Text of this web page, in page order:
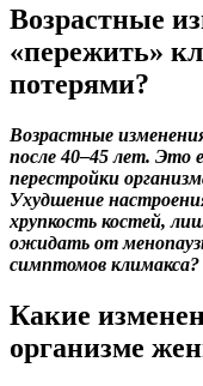
Возрастные
«пережить»
потерями?
Возрастные
после 40–45 лет. Это
перестройки
Ухудшение
хрупкость костей,
ожидать от
симптомов климакса?
Какие
организме